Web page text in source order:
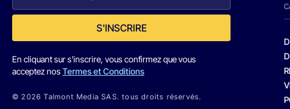
S'INSCRIRE
En cliquant sur s'inscrire, vous confirmez que vous
acceptez nosTermes et Conditions
© 2026 Talmont Media SAS. tous droits réservés.